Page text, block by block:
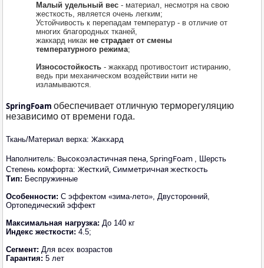
Малый удельный вес - материал, несмотря на свою
жесткость, является очень легким;
Устойчивость к перепадам температур - в отличие от
многих благородных тканей,
жаккард никак не страдает от смены
температурного режима;
Износостойкость - жаккард противостоит истиранию,
ведь при механическом воздействии нити не
изламываются.
SpringFoam обеспечивает отличную терморегуляцию
независимо от времени года.
Ткань/Материал верха:Жаккард
Наполнитель: Высокоэластичная пена, SpringFoam , Шерсть
Степень комфорта:Жесткий, Симметричная жесткость
Тип: Беспружинные
Особенности: С эффектом «зима-лето», Двусторонний,
Ортопедический эффект
Максимальная нагрузка:До 140 кг
Индекс жесткости: 4.5;
Сегмент: Для всех возрастов
Гарантия:5 лет